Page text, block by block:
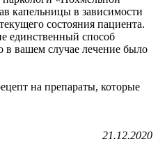
капельницы в зависимости
состояния пациента.
единственный способ
в вашем случае лечение было
на препараты, которые
21.12.2020